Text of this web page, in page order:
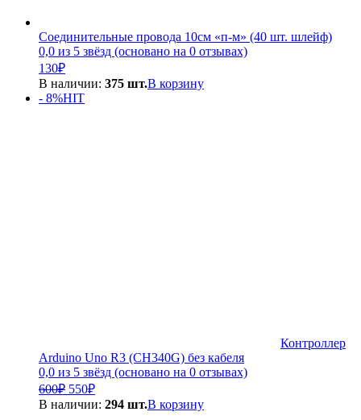
Соединительные провода 10см «п-м» (40 шт. шлейф)
0,0 из 5 звёзд (основано на 0 отзывах)
130₽
В наличии: 375 шт.В корзину
- 8%HIT
Контроллер
Arduino Uno R3 (CH340G) без кабеля
0,0 из 5 звёзд (основано на 0 отзывах)
600₽ Первоначальная
цена
550₽Текущая
цена:
В наличии: 294 шт.В корзину